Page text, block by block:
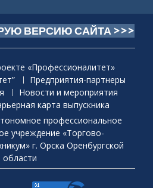
ВЕРСИЮ САЙТА >>>
«Профессионалитет»
Предприятия-партнеры
Новости и мероприятия
карта выпускника
профессиональное
учреждение «Торгово-
г. Орска Оренбургской
области